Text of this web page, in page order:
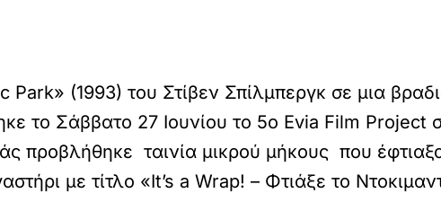
(1993) του Στίβεν Σπίλμπεργκ σε μια
το Σάββατο 27 Ιουνίου το 5ο Evia Film
προβλήθηκε ταινία μικρού μήκους που
με τίτλο «It’s a Wrap! – Φτιάξε το